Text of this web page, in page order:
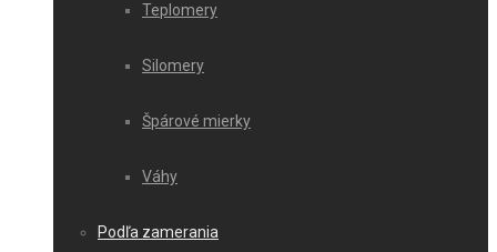
Teplomery
Silomery
Špárové mierky
Váhy
Podľa zamerania